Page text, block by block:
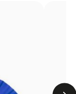
les designs